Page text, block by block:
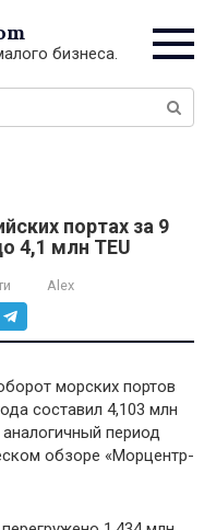
бизнеса.
портах за 9
4,1 млн TEU
Alex
морских портов
составил 4,103 млн
период
обзоре «Морцентр-